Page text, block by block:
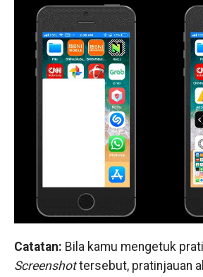
Catatan: Bila kamu mengetuk
Screenshottersebut, pratinjauan